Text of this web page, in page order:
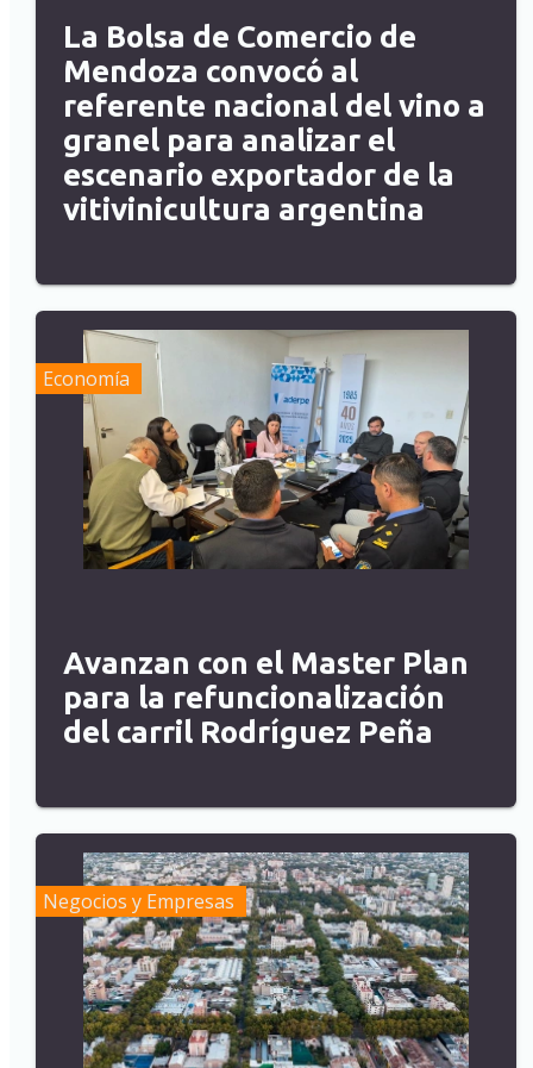
La Bolsa de Comercio de
Mendoza convocó al
referente nacional del vino a
granel para analizar el
escenario exportador de la
vitivinicultura argentina
Economía
Avanzan con el Master Plan
para la refuncionalización
del carril Rodríguez Peña
Negocios y Empresas